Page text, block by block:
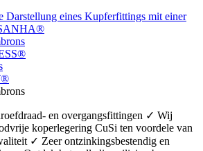
en overgangsfittingen ✓ Wij
koperlegering CuSi ten voordele van
✓ Zeer ontzinkingsbestendig en